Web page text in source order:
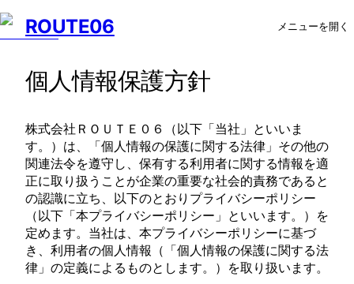
ROUTE06 メニューを開く
個人情報保護方針
株式会社ＲＯＵＴＥ０６（以下「当社」といいま
す。）は、「個人情報の保護に関する法律」その他の
関連法令を遵守し、保有する利用者に関する情報を適
正に取り扱うことが企業の重要な社会的責務であると
の認識に立ち、以下のとおりプライバシーポリシー
（以下「本プライバシーポリシー」といいます。）を
定めます。当社は、本プライバシーポリシーに基づ
き、利用者の個人情報（「個人情報の保護に関する法
律」の定義によるものとします。）を取り扱います。